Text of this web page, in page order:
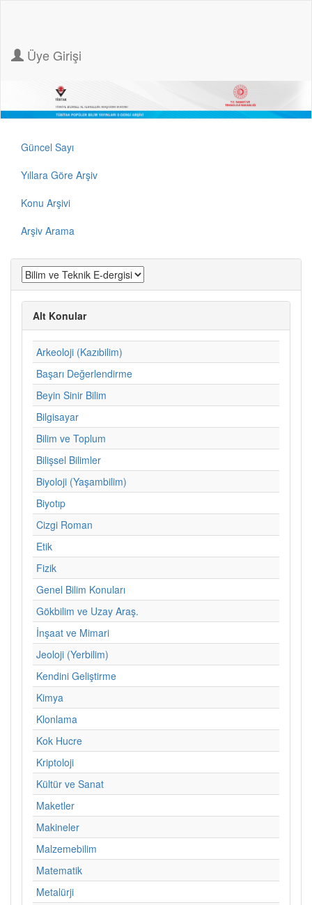
Üye Girişi
Güncel Sayı
Yıllara Göre Arşiv
Konu Arşivi
Arşiv Arama
Alt Konular
Arkeoloji (Kazıbilim)
Başarı Değerlendirme
Beyin Sinir Bilim
Bilgisayar
Bilim ve Toplum
Bilişsel Bilimler
Biyoloji (Yaşambilim)
Biyotıp
Cizgi Roman
Etik
Fizik
Genel Bilim Konuları
Gökbilim ve Uzay Araş.
İnşaat ve Mimari
Jeoloji (Yerbilim)
Kendini Geliştirme
Kimya
Klonlama
Kok Hucre
Kriptoloji
Kültür ve Sanat
Maketler
Makineler
Malzemebilim
Matematik
Metalürji